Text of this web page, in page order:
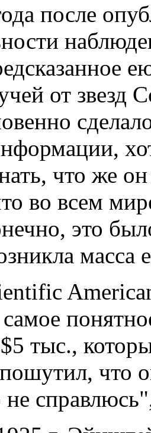
после
от звезд
что же
во всем
это
масса
тыс.,
что
не